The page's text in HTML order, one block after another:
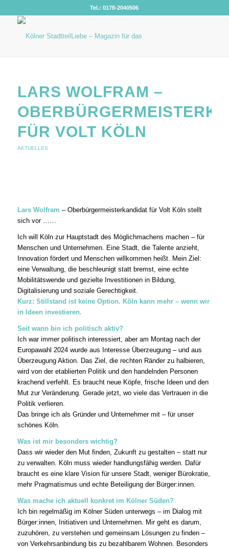
Tel.: 0178-2040506
LARS WOLFRAM –
FÜR VOLT KÖLN
AKTUELLES
Lars Wolfram – Oberbürgermeisterkandidat für Volt Köln stellt
sich vor ……
Ich will Köln zur Hauptstadt des Möglichmachens machen – für
Menschen und Unternehmen. Eine Stadt, die Talente anzieht,
Innovation fördert und Menschen willkommen heißt. Mein Ziel:
eine Verwaltung, die beschleunigt statt bremst, eine echte
Mobilitätswende und gezielte Investitionen in Bildung,
Digitalisierung und soziale Gerechtigkeit.
Kurz: Stillstand ist keine Option. Köln kann mehr – wenn wir
in Ideen investieren.
Seit wann bin ich politisch aktiv?
Ich war immer politisch interessiert, aber am Montag nach der
Europawahl 2024 wurde aus Interesse Überzeugung – und aus
Überzeugung Aktion. Das Ziel, die rechten Ränder zu halbieren,
wird von der etablierten Politik und den handelnden Personen
krachend verfehlt. Es braucht neue Köpfe, frische Ideen und den
Mut zur Veränderung. Gerade jetzt, wo viele das Vertrauen in die
Politik verlieren.
Das bringe ich als Gründer und Unternehmer mit – für unser
schönes Köln.
Was ist mir besonders wichtig?
Dass wir wieder den Mut finden, Zukunft zu gestalten – statt nur
zu verwalten. Köln muss wieder handlungsfähig werden. Dafür
braucht es eine klare Vision für unsere Stadt, weniger Bürokratie,
mehr Pragmatismus und echte Beteiligung der Bürger:innen.
Was mache ich aktuell konkret im Kölner Süden?
Ich bin regelmäßig im Kölner Süden unterwegs – im Dialog mit
Bürger:innen, Initiativen und Unternehmen. Mir geht es darum,
zuzuhören, zu verstehen und gemeinsam Lösungen zu finden –
von Verkehrsanbindung bis zu bezahlbarem Wohnen. Besonders